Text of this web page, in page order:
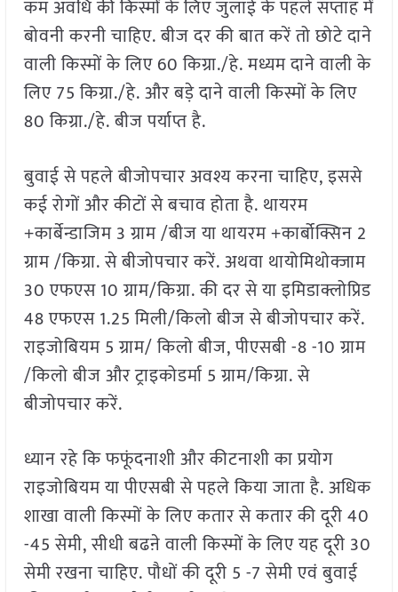
कम अवधि की किस्मों के लिए जुलाई के पहले सप्ताह में
बोवनी करनी चाहिए. बीज दर की बात करें तो छोटे दाने
वाली किस्मों के लिए 60 किग्रा./हे. मध्यम दाने वाली के
लिए 75 किग्रा./हे. और बड़े दाने वाली किस्मों के लिए
80 किग्रा./हे. बीज पर्याप्त है.
बुवाई से पहले बीजोपचार अवश्य करना चाहिए, इससे
कई रोगों और कीटों से बचाव होता है. थायरम
+कार्बेन्डाजिम 3 ग्राम /बीज या थायरम +कार्बोक्सिन 2
ग्राम /किग्रा. से बीजोपचार करें. अथवा थायोमिथोक्जाम
30 एफएस 10 ग्राम/किग्रा. की दर से या इमिडाक्लोप्रिड
48 एफएस 1.25 मिली/किलो बीज से बीजोपचार करें.
राइजोबियम 5 ग्राम/ किलो बीज, पीएसबी -8 -10 ग्राम
/किलो बीज और ट्राइकोडर्मा 5 ग्राम/किग्रा. से
बीजोपचार करें.
ध्यान रहे कि फफूंदनाशी और कीटनाशी का प्रयोग
राइजोबियम या पीएसबी से पहले किया जाता है. अधिक
शाखा वाली किस्मों के लिए कतार से कतार की दूरी 40
-45 सेमी, सीधी बढऩे वाली किस्मों के लिए यह दूरी 30
सेमी रखना चाहिए. पौधों की दूरी 5 -7 सेमी एवं बुवाई